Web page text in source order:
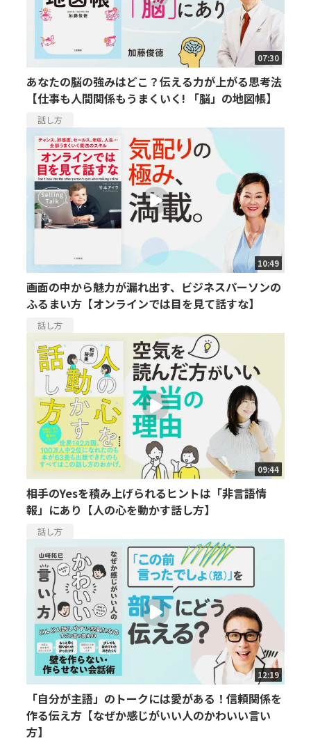
07:30
あなたの脳の強みはどこ？伝える力が上がる思考法
【仕事も人間関係もうまくいく! 「脳」の地図帳】
話し方
10:49
画面の中から魅力が漏れ出す、ビジネスパーソンの
ふるまい方【オンラインでは目を見て話すな】
話し方
09:44
相手のYesを積み上げられるヒントは「非言語情
報」にあり【人の心を動かす話し方】
話し方
12:19
「自分が主語」のトークには愛がある！信頼関係を
作る伝え方【なぜか感じがいい人のかわいい言い
方】